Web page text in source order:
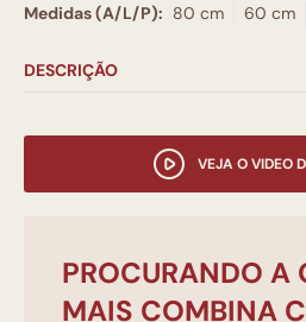
Medidas (A/L/P): 80 cm 60 cm
DESCRIÇÃO
VEJA O VIDEO
PROCURANDO A
MAIS COMBINA